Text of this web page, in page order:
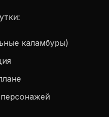
каламбуры)